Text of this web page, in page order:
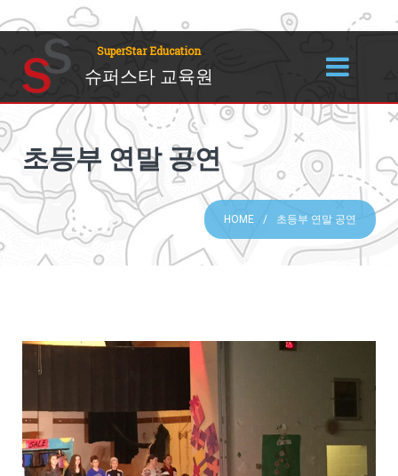
SuperStar Education
슈퍼스타 교육원
초등부 연말 공연
HOME 초등부 연말 공연